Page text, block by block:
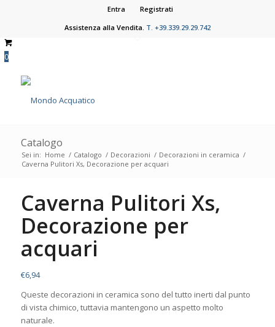
Entra
Registrati
Assistenza alla Vendita. T. +39.339.29.29.742
0
Catalogo
Sei in: Home / Catalogo / Decorazioni / Decorazioni in ceramica /
Caverna Pulitori Xs, Decorazione per acquari
Caverna Pulitori Xs,
Decorazione per
acquari
€6,94
Queste decorazioni in ceramica sono del tutto inerti dal punto
di vista chimico, tuttavia mantengono un aspetto molto
naturale.